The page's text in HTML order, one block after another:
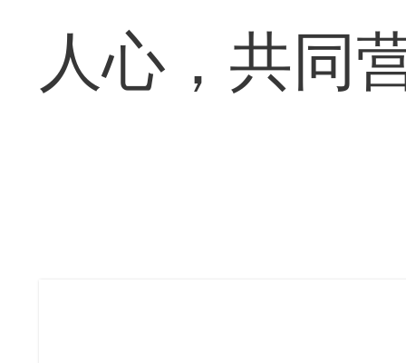
人心，共同